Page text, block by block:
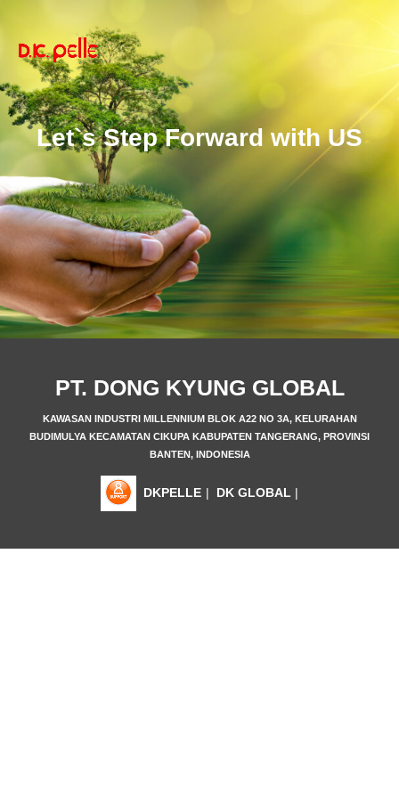
Let`s Step Forward with US
PT. DONG KYUNG GLOBAL
KAWASAN INDUSTRI MILLENNIUM BLOK A22 NO 3A, KELURAHAN
BUDIMULYA KECAMATAN CIKUPA KABUPATEN TANGERANG, PROVINSI
BANTEN, INDONESIA
DKPELLE | DK GLOBAL |